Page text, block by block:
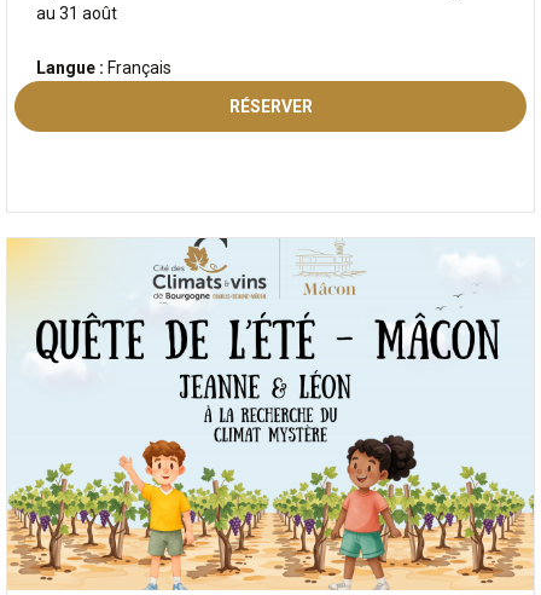
au 31 août
Langue : Français
RÉSERVER